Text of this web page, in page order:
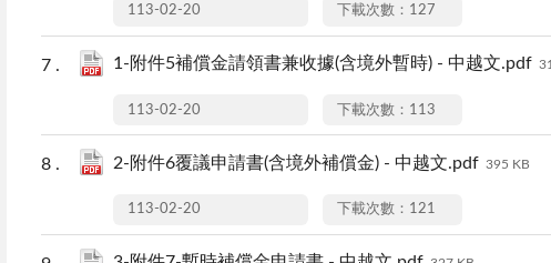
113-02-20 下載次數：127
1-附件5補償金請領書兼收據(含境外暫時) - 中越文.pdf
113-02-20 下載次數：113
2-附件6覆議申請書(含境外補償金) - 中越文.pdf 395 KB
113-02-20 下載次數：121